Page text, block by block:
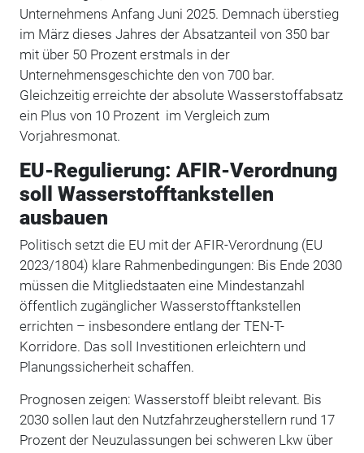
Unternehmens Anfang Juni 2025. Demnach überstieg
im März dieses Jahres der Absatzanteil von 350 bar
mit über 50 Prozent erstmals in der
Unternehmensgeschichte den von 700 bar.
Gleichzeitig erreichte der absolute Wasserstoffabsatz
ein Plus von 10 Prozent im Vergleich zum
Vorjahresmonat.
EU-Regulierung: AFIR-Verordnung
soll Wasserstofftankstellen
ausbauen
Politisch setzt die EU mit der AFIR-Verordnung (EU
2023/1804) klare Rahmenbedingungen: Bis Ende 2030
müssen die Mitgliedstaaten eine Mindestanzahl
öffentlich zugänglicher Wasserstofftankstellen
errichten – insbesondere entlang der TEN-T-
Korridore. Das soll Investitionen erleichtern und
Planungssicherheit schaffen.
Prognosen zeigen: Wasserstoff bleibt relevant. Bis
2030 sollen laut den Nutzfahrzeugherstellern rund 17
Prozent der Neuzulassungen bei schweren Lkw über